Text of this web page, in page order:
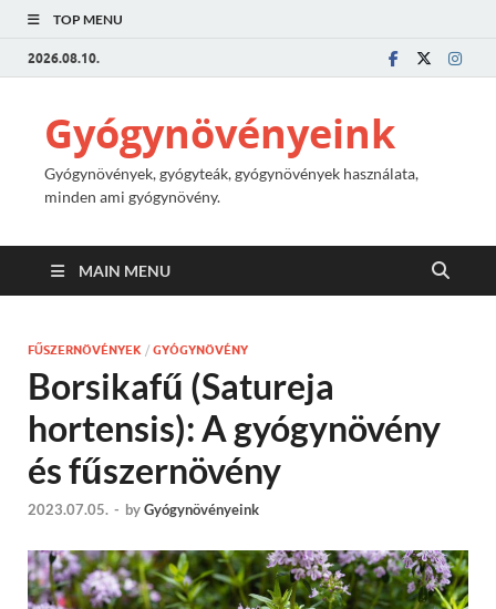
TOP MENU
2026.08.10.
Gyógynövényeink
Gyógynövények, gyógyteák, gyógynövények használata,
minden ami gyógynövény.
MAIN MENU
FŰSZERNÖVÉNYEK / GYÓGYNÖVÉNY
Borsikafű (Satureja
hortensis): A gyógynövény
és fűszernövény
2023.07.05. - byGyógynövényeink